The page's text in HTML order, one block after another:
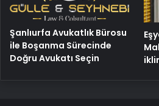
Şanlıurfa Avukatlık Bürosu
ile Boşanma Sürecinde
Doğru Avukatı Seçin